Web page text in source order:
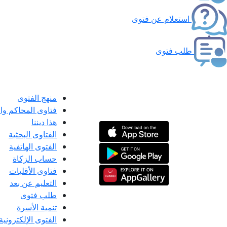
استعلام عن فتوى
طلب فتوى
منهج الفتوى
فتاوى المحاكم
هذا ديننا
الفتاوى البحثية
الفتوى الهاتفية
حساب الزكاة
فتاوى الأقليات
التعليم عن بعد
طلب فتوى
تنمية الأسرة
الفتوى الإلكترونية